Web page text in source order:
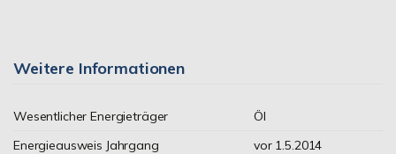
Weitere Informationen
Wesentlicher Energieträger
Öl
Energieausweis Jahrgang
vor 1.5.2014